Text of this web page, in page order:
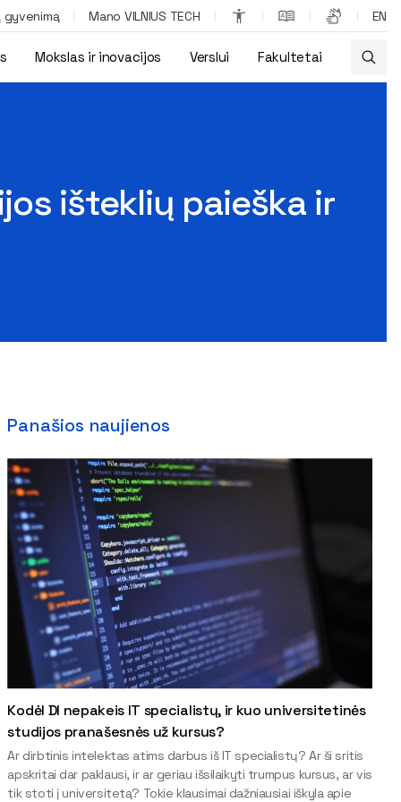
gyvenimą Mano VILNIUS TECH EN
Mokslas ir inovacijos Verslui Fakultetai
mokymuisi
išteklių paieška ir
Panašios naujienos
Kodėl DI nepakeis IT specialistų, ir kuo universitetinės
studijos pranašesnės už kursus?
Ar dirbtinis intelektas atims darbus iš IT specialistų? Ar ši sritis
apskritai dar paklausi, ir ar geriau išsilaikyti trumpus kursus, ar vis
tik stoti į universitetą? Tokie klausimai dažniausiai iškyla apie